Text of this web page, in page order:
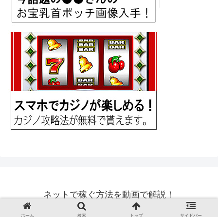
ネットで稼ぐ方法を動画で解説！
© 2018 ネットで稼ぐ方法を動画で解説！.
ホーム 検索 トップ サイドバー